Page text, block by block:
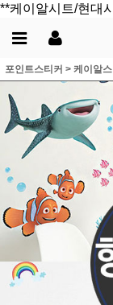
**케이알시트/현대
포인트스티커 > 케이알